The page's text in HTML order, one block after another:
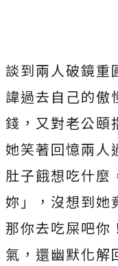
談到兩人破鏡重
諱過去自己的傲
錢，又對老公頤
她笑著回憶兩人
肚子餓想吃什麼
妳」，沒想到她
那你去吃屎吧你
氣，還幽默化解